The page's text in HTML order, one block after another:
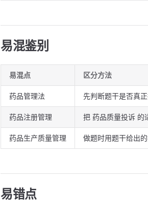
易混鉴别
易混点 区分方法
药品管理法 先判断题干是否真
药品注册管理 把 药品质量投诉 的
药品生产质量管理 做题时用题干给出
易错点